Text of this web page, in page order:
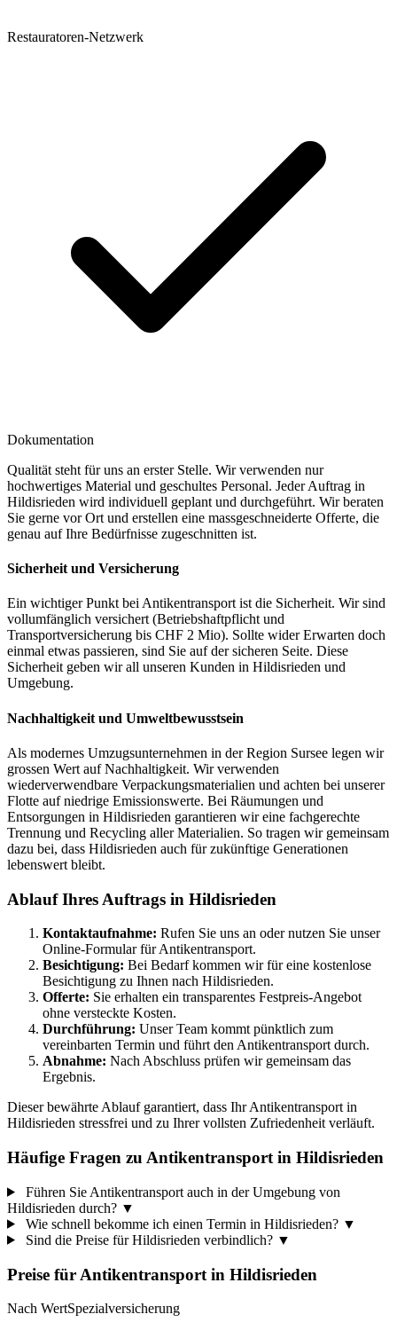
Restauratoren-Netzwerk
Dokumentation
Qualität steht für uns an erster Stelle. Wir verwenden nur
hochwertiges Material und geschultes Personal. Jeder Auftrag in
Hildisrieden wird individuell geplant und durchgeführt. Wir beraten
Sie gerne vor Ort und erstellen eine massgeschneiderte Offerte, die
genau auf Ihre Bedürfnisse zugeschnitten ist.
Sicherheit und Versicherung
Ein wichtiger Punkt bei Antikentransport ist die Sicherheit. Wir sind
vollumfänglich versichert (Betriebshaftpflicht und
Transportversicherung bis CHF 2 Mio). Sollte wider Erwarten doch
einmal etwas passieren, sind Sie auf der sicheren Seite. Diese
Sicherheit geben wir all unseren Kunden in Hildisrieden und
Umgebung.
Nachhaltigkeit und Umweltbewusstsein
Als modernes Umzugsunternehmen in der Region Sursee legen wir
grossen Wert auf Nachhaltigkeit. Wir verwenden
wiederverwendbare Verpackungsmaterialien und achten bei unserer
Flotte auf niedrige Emissionswerte. Bei Räumungen und
Entsorgungen in Hildisrieden garantieren wir eine fachgerechte
Trennung und Recycling aller Materialien. So tragen wir gemeinsam
dazu bei, dass Hildisrieden auch für zukünftige Generationen
lebenswert bleibt.
Ablauf Ihres Auftrags in Hildisrieden
Kontaktaufnahme: Rufen Sie uns an oder nutzen Sie unser
Online-Formular für Antikentransport.
Besichtigung: Bei Bedarf kommen wir für eine kostenlose
Besichtigung zu Ihnen nach Hildisrieden.
Offerte: Sie erhalten ein transparentes Festpreis-Angebot
ohne versteckte Kosten.
Durchführung: Unser Team kommt pünktlich zum
vereinbarten Termin und führt den Antikentransport durch.
Abnahme: Nach Abschluss prüfen wir gemeinsam das
Ergebnis.
Dieser bewährte Ablauf garantiert, dass Ihr Antikentransport in
Hildisrieden stressfrei und zu Ihrer vollsten Zufriedenheit verläuft.
Häufige Fragen zu Antikentransport in Hildisrieden
Führen Sie Antikentransport auch in der Umgebung von
Hildisrieden durch? ▼
Wie schnell bekomme ich einen Termin in Hildisrieden? ▼
Sind die Preise für Hildisrieden verbindlich? ▼
Preise für Antikentransport in Hildisrieden
Nach WertSpezialversicherung